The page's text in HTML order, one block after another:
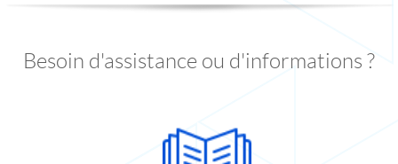
Besoin d'assistance ou d'informations ?